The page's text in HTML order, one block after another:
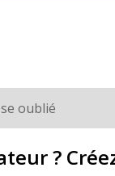
oublié
?